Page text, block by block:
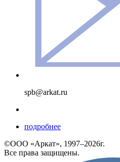
spb@arkat.ru
подробнее
©ООО «Аркат», 1997–2026г.
Все права защищены.